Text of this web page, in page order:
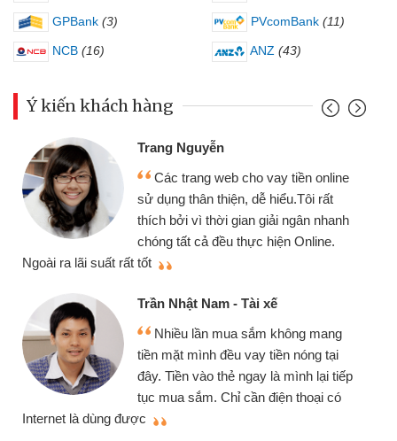
GPBank (3) PVcomBank (11)
NCB (16) ANZ (43)
Ý kiến khách hàng
Trang Nguyễn
Các trang web cho vay tiền online
sử dụng thân thiện, dễ hiểu.Tôi rất
thích bởi vì thời gian giải ngân nhanh
chóng tất cả đều thực hiện Online.
Ngoài ra lãi suất rất tốt
Trần Nhật Nam - Tài xế
Nhiều lần mua sắm không mang
tiền mặt mình đều vay tiền nóng tại
đây. Tiền vào thẻ ngay là mình lại tiếp
tục mua sắm. Chỉ cần điện thoại có
Internet là dùng được